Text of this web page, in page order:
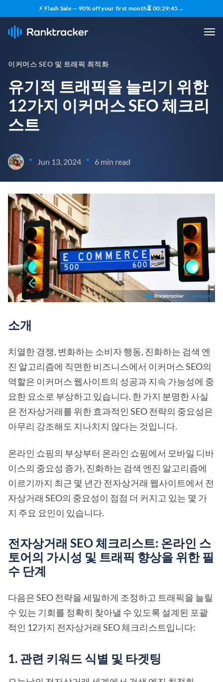
⚡ Flash Sale — 90% off your first month⏳ 00:29:43→
이커머스 SEO 및 트래픽 최적화
유기적 트래픽을 늘리기 위한
12가지 이커머스 SEO 체크리
스트
• Jun 13, 2024 • 6 min read
소개
치열한 경쟁, 변화하는 소비자 행동, 진화하는 검색 엔
진 알고리즘에 직면한 비즈니스에서 이커머스 SEO의
역할은 이커머스 웹사이트의 성공과 지속 가능성에 중
요한 요소로 부상하고 있습니다. 한 가지 분명한 사실
은 전자상거래를 위한 효과적인 SEO 전략의 중요성은
아무리 강조해도 지나치지 않다는 것입니다.
온라인 쇼핑의 부상부터 온라인 쇼핑에서 모바일 디바
이스의 중요성 증가, 진화하는 검색 엔진 알고리즘에
이르기까지 최근 몇 년간 전자상거래 웹사이트에서 전
자상거래 SEO의 중요성이 점점 더 커지고 있는 몇 가
지 주요 요인이 있습니다.
전자상거래 SEO 체크리스트: 온라인 스
토어의 가시성 및 트래픽 향상을 위한 필
수 단계
다음은 SEO 전략을 세밀하게 조정하고 트래픽을 늘릴
수 있는 기회를 정확히 찾아낼 수 있도록 설계된 포괄
적인 12가지 전자상거래 SEO 체크리스트입니다:
1. 관련 키워드 식별 및 타겟팅